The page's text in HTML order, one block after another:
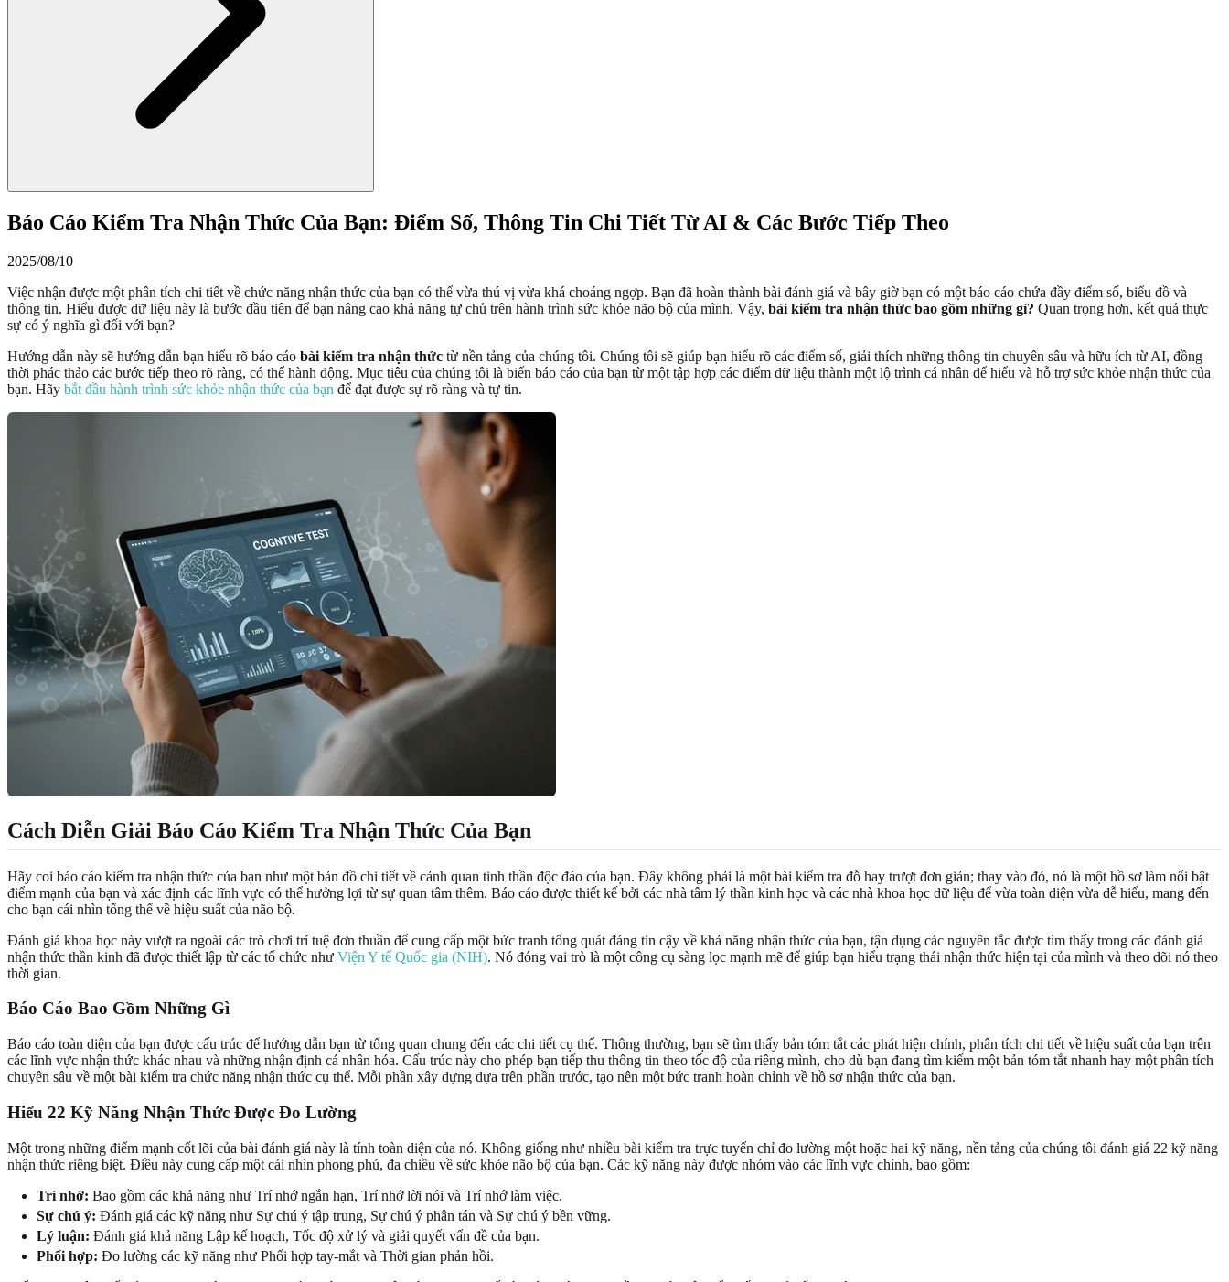
Báo Cáo Kiểm Tra Nhận Thức Của Bạn: Điểm Số, Thông Tin Chi Tiết Từ AI & Các Bước Tiếp Theo
2025/08/10
Việc nhận được một phân tích chi tiết về chức năng nhận thức của bạn có thể vừa thú vị vừa khá choáng ngợp. Bạn đã hoàn thành bài đánh giá và bây giờ bạn có một báo cáo chứa đầy điểm số, biểu đồ và
thông tin. Hiểu được dữ liệu này là bước đầu tiên để bạn nâng cao khả năng tự chủ trên hành trình sức khỏe não bộ của mình. Vậy, bài kiểm tra nhận thức bao gồm những gì? Quan trọng hơn, kết quả thực
sự có ý nghĩa gì đối với bạn?
Hướng dẫn này sẽ hướng dẫn bạn hiểu rõ báo cáo bài kiểm tra nhận thức từ nền tảng của chúng tôi. Chúng tôi sẽ giúp bạn hiểu rõ các điểm số, giải thích những thông tin chuyên sâu và hữu ích từ AI, đồng
thời phác thảo các bước tiếp theo rõ ràng, có thể hành động. Mục tiêu của chúng tôi là biến báo cáo của bạn từ một tập hợp các điểm dữ liệu thành một lộ trình cá nhân để hiểu và hỗ trợ sức khỏe nhận thức của
bạn. Hãy bắt đầu hành trình sức khỏe nhận thức của bạn để đạt được sự rõ ràng và tự tin.
Cách Diễn Giải Báo Cáo Kiểm Tra Nhận Thức Của Bạn
Hãy coi báo cáo kiểm tra nhận thức của bạn như một bản đồ chi tiết về cảnh quan tinh thần độc đáo của bạn. Đây không phải là một bài kiểm tra đỗ hay trượt đơn giản; thay vào đó, nó là một hồ sơ làm nổi bật
điểm mạnh của bạn và xác định các lĩnh vực có thể hưởng lợi từ sự quan tâm thêm. Báo cáo được thiết kế bởi các nhà tâm lý thần kinh học và các nhà khoa học dữ liệu để vừa toàn diện vừa dễ hiểu, mang đến
cho bạn cái nhìn tổng thể về hiệu suất của não bộ.
Đánh giá khoa học này vượt ra ngoài các trò chơi trí tuệ đơn thuần để cung cấp một bức tranh tổng quát đáng tin cậy về khả năng nhận thức của bạn, tận dụng các nguyên tắc được tìm thấy trong các đánh giá
nhận thức thần kinh đã được thiết lập từ các tổ chức như Viện Y tế Quốc gia (NIH). Nó đóng vai trò là một công cụ sàng lọc mạnh mẽ để giúp bạn hiểu trạng thái nhận thức hiện tại của mình và theo dõi nó theo
thời gian.
Báo Cáo Bao Gồm Những Gì
Báo cáo toàn diện của bạn được cấu trúc để hướng dẫn bạn từ tổng quan chung đến các chi tiết cụ thể. Thông thường, bạn sẽ tìm thấy bản tóm tắt các phát hiện chính, phân tích chi tiết về hiệu suất của bạn trên
các lĩnh vực nhận thức khác nhau và những nhận định cá nhân hóa. Cấu trúc này cho phép bạn tiếp thu thông tin theo tốc độ của riêng mình, cho dù bạn đang tìm kiếm một bản tóm tắt nhanh hay một phân tích
chuyên sâu về một bài kiểm tra chức năng nhận thức cụ thể. Mỗi phần xây dựng dựa trên phần trước, tạo nên một bức tranh hoàn chỉnh về hồ sơ nhận thức của bạn.
Hiểu 22 Kỹ Năng Nhận Thức Được Đo Lường
Một trong những điểm mạnh cốt lõi của bài đánh giá này là tính toàn diện của nó. Không giống như nhiều bài kiểm tra trực tuyến chỉ đo lường một hoặc hai kỹ năng, nền tảng của chúng tôi đánh giá 22 kỹ năng
nhận thức riêng biệt. Điều này cung cấp một cái nhìn phong phú, đa chiều về sức khỏe não bộ của bạn. Các kỹ năng này được nhóm vào các lĩnh vực chính, bao gồm:
Trí nhớ: Bao gồm các khả năng như Trí nhớ ngắn hạn, Trí nhớ lời nói và Trí nhớ làm việc.
Sự chú ý: Đánh giá các kỹ năng như Sự chú ý tập trung, Sự chú ý phân tán và Sự chú ý bền vững.
Lý luận: Đánh giá khả năng Lập kế hoạch, Tốc độ xử lý và giải quyết vấn đề của bạn.
Phối hợp: Đo lường các kỹ năng như Phối hợp tay-mắt và Thời gian phản hồi.